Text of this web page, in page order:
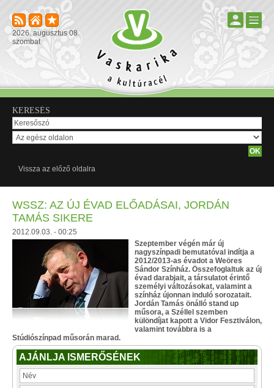
2026. augusztus 08.
szombat
KERESÉS
Vissza az előző oldalra
WSSZ: AZ ÚJ ÉVAD ELŐADÁSAI, JORDÁN
TAMÁS SIKERE
2012.09.03. - 00:25
Szeptember végén már új
nagyszínpadi bemutatóval indítja a
2012/2013-as évadot a Weöres
Sándor Színház. Összefoglaltuk az új
évad darabjait, a társulatot érintő
személyi változásokat, valamint a
színház újonnan induló sorozatait.
Jordán Tamás önálló stand up
műsora, a Széllel szemben
különdíjat kapott a Vidor Fesztiválon,
valamint továbbra is a
Stúdiószínpad műsorán marad.
AJÁNLJA ISMERŐSÉNEK